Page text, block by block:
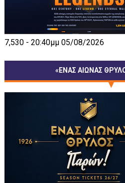
7,530 - 20:40μμ 05/08/2026
«ΕΝΑΣ ΑΙΩΝΑΣ